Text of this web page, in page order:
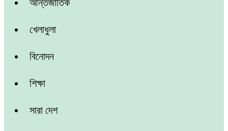
আন্তর্জাতিক
খেলাধুলা
বিনোদন
শিক্ষা
সারা দেশ